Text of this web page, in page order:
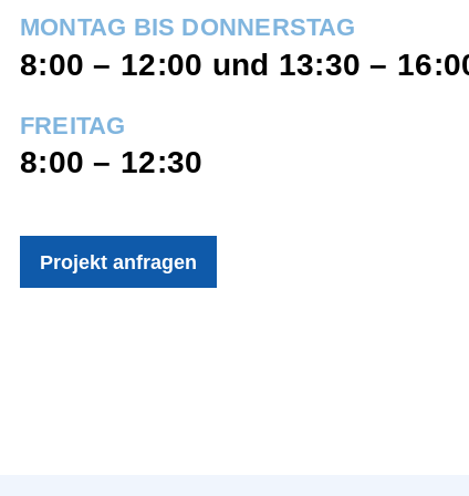
MONTAG BIS DONNERSTAG
8:00 – 12:00 und 13:30 –
FREITAG
8:00 – 12:30
Projekt anfragen